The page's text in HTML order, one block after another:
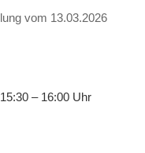
vom 13.03.2026
– 16:00 Uhr